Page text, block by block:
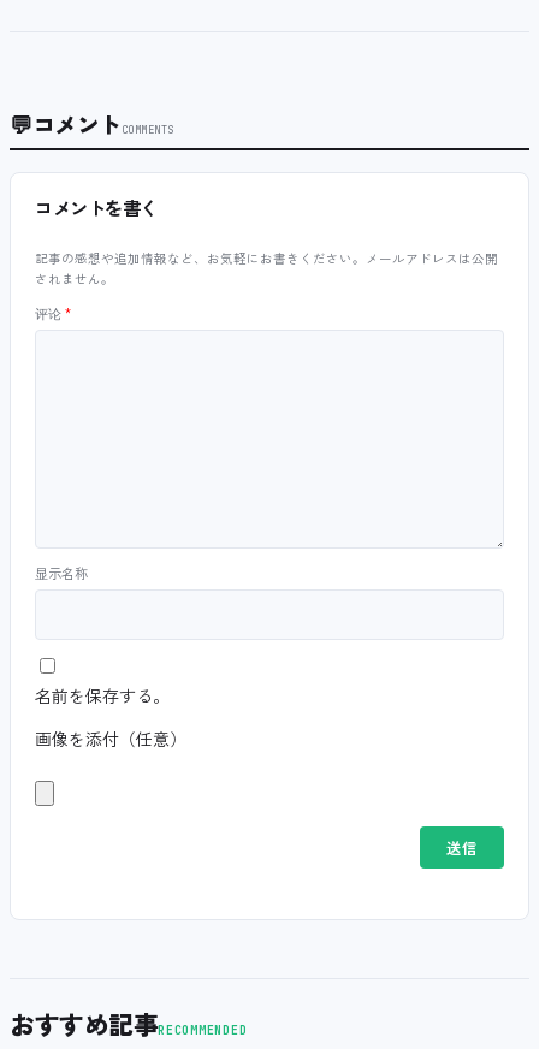
💬コメント COMMENTS
コメントを書く
記事の感想や追加情報など、お気軽にお書きください。メールアドレスは公開
されません。
评论*
显示名称
名前を保存する。
画像を添付（任意）
おすすめ記事RECOMMENDED